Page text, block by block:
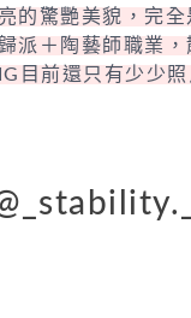
的驚艷美貌，完全
派＋陶藝師職業，
目前還只有少少